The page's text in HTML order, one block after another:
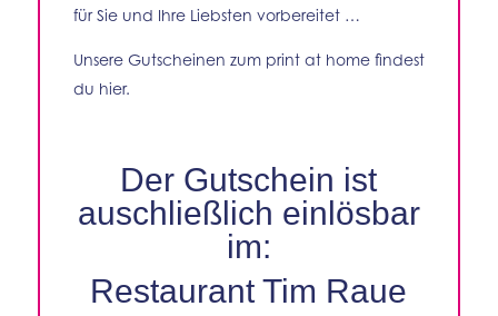
für Sie und Ihre Liebsten vorbereitet …
Unsere Gutscheinen zum print at home findest
du hier.
Der Gutschein ist
auschließlich einlösbar
im:
Restaurant Tim Raue